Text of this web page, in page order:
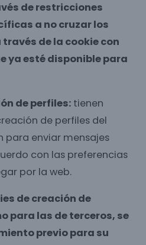
de restricciones
a no cruzar los
de la cookie con
ya esté disponible para
de perfiles: tienen
de perfiles del
para enviar mensajes
con las preferencias
por la web.
de creación de
para las de terceros, se
previo para su